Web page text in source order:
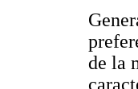
de la